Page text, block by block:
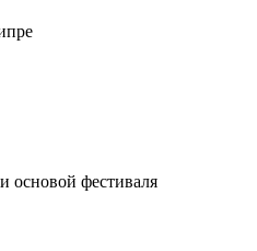
основой фестиваля